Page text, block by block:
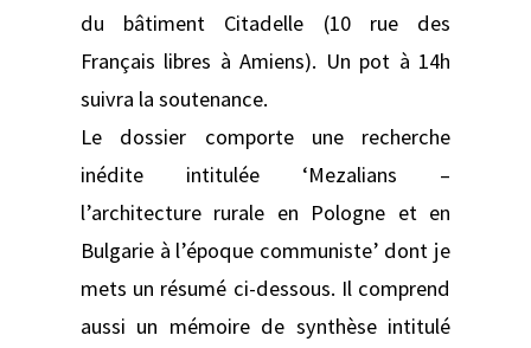
du bâtiment Citadelle (10 rue des
Français libres à Amiens). Un pot à 14h
suivra la soutenance.
Le dossier comporte une recherche
inédite intitulée ‘Mezalians –
l’architecture rurale en Pologne et en
Bulgarie à l’époque communiste’ dont je
mets un résumé ci-dessous. Il comprend
aussi un mémoire de synthèse intitulé